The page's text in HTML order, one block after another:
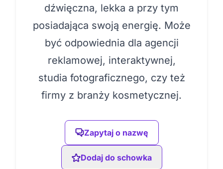
dźwięczna, lekka a przy tym
posiadająca swoją energię. Może
być odpowiednia dla agencji
reklamowej, interaktywnej,
studia fotograficznego, czy też
firmy z branży kosmetycznej.
Zapytaj o nazwę
Dodaj do schowka